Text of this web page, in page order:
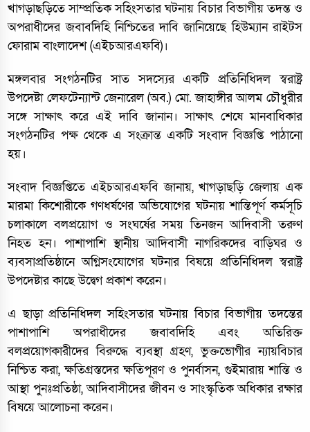
খাগড়াছড়িতে সাম্প্রতিক সহিংসতার ঘটনায় বিচার বিভাগীয় তদন্ত ও
অপরাধীদের জবাবদিহি নিশ্চিতের দাবি জানিয়েছে হিউম্যান রাইটস
ফোরাম বাংলাদেশ (এইচআরএফবি)।
মঙ্গলবার সংগঠনটির সাত সদস্যের একটি প্রতিনিধিদল স্বরাষ্ট্র
উপদেষ্টা লেফটেন্যান্ট জেনারেল (অব.) মো. জাহাঙ্গীর আলম চৌধুরীর
সঙ্গে সাক্ষাৎ করে এই দাবি জানান। সাক্ষাৎ শেষে মানবাধিকার
সংগঠনটির পক্ষ থেকে এ সংক্রান্ত একটি সংবাদ বিজ্ঞপ্তি পাঠানো
হয়।
সংবাদ বিজ্ঞপ্তিতে এইচআরএফবি জানায়, খাগড়াছড়ি জেলায় এক
মারমা কিশোরীকে গণধর্ষণের অভিযোগের ঘটনায় শান্তিপূর্ণ কর্মসূচি
চলাকালে বলপ্রয়োগ ও সংঘর্ষের সময় তিনজন আদিবাসী তরুণ
নিহত হন। পাশাপাশি স্থানীয় আদিবাসী নাগরিকদের বাড়িঘর ও
ব্যবসাপ্রতিষ্ঠানে অগ্নিসংযোগের ঘটনার বিষয়ে প্রতিনিধিদল স্বরাষ্ট্র
উপদেষ্টার কাছে উদ্বেগ প্রকাশ করেন।
এ ছাড়া প্রতিনিধিদল সহিংসতার ঘটনায় বিচার বিভাগীয় তদন্তের
পাশাপাশি অপরাধীদের জবাবদিহি এবং অতিরিক্ত
বলপ্রয়োগকারীদের বিরুদ্ধে ব্যবস্থা গ্রহণ, ভুক্তভোগীর ন্যায়বিচার
নিশ্চিত করা, ক্ষতিগ্রস্তদের ক্ষতিপূরণ ও পুনর্বাসন, গুইমারায় শান্তি ও
আস্থা পুনঃপ্রতিষ্ঠা, আদিবাসীদের জীবন ও সাংস্কৃতিক অধিকার রক্ষার
বিষয়ে আলোচনা করেন।